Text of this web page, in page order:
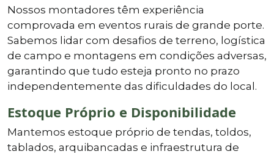
Nossos montadores têm experiência
comprovada em eventos rurais de grande porte.
Sabemos lidar com desafios de terreno, logística
de campo e montagens em condições adversas,
garantindo que tudo esteja pronto no prazo
independentemente das dificuldades do local.
Estoque Próprio e Disponibilidade
Mantemos estoque próprio de tendas, toldos,
tablados, arquibancadas e infraestrutura de